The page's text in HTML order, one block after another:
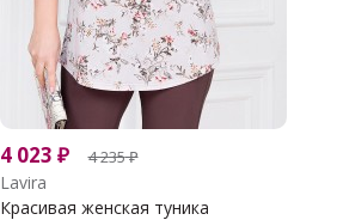
4 023 ₽ 4 235₽
Lavira
Красивая женская туника